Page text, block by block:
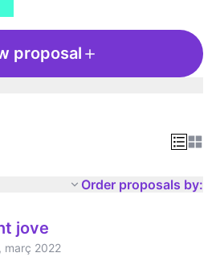
proposal
Order proposals by:
jove
març 2022